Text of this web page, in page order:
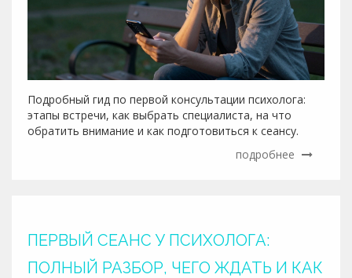
Подробный гид по первой консультации психолога:
этапы встречи, как выбрать специалиста, на что
обратить внимание и как подготовиться к сеансу.
подробнее
ПЕРВЫЙ СЕАНС У ПСИХОЛОГА:
ПОЛНЫЙ РАЗБОР, ЧЕГО ЖДАТЬ И КАК